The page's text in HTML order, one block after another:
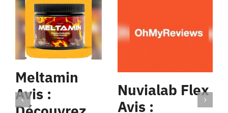
Meltamin
Avis :
Nuvialab Flex
Avis :